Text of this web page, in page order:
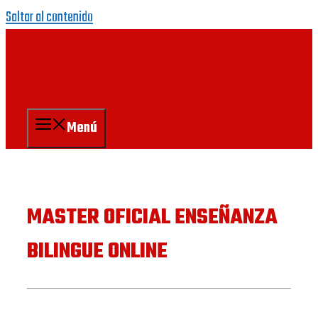
Saltar al contenido
Menú
MASTER OFICIAL ENSEÑANZA
BILINGUE ONLINE